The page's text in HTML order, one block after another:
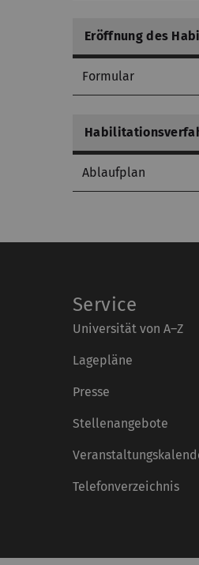
Eröffnung des
Formular
Ablaufplan
Service
Universität von A–Z
Lagepläne
Presse
Stellenangebote
Telefonverzeichnis